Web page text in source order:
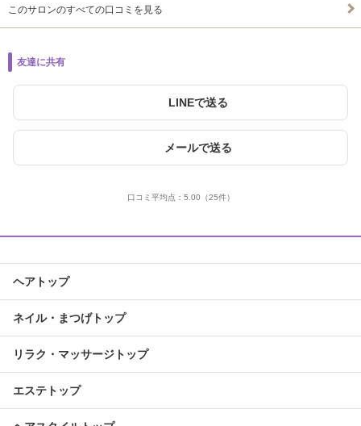
このサロンのすべての口コミを見る
友達に共有
LINEで送る
メールで送る
口コミ平均点： 5.00 （25件）
ヘアトップ
ネイル・まつげトップ
リラク・マッサージトップ
エステトップ